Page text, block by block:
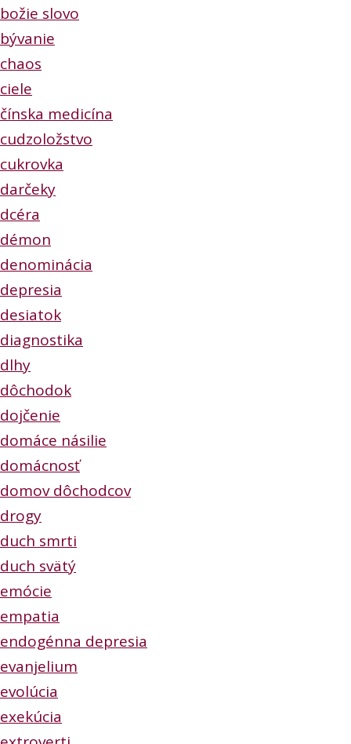
božie slovo
bývanie
chaos
ciele
čínska medicína
cudzoložstvo
cukrovka
darčeky
dcéra
démon
denominácia
depresia
desiatok
diagnostika
dlhy
dôchodok
dojčenie
domáce násilie
domácnosť
domov dôchodcov
drogy
duch smrti
duch svätý
emócie
empatia
endogénna depresia
evanjelium
evolúcia
exekúcia